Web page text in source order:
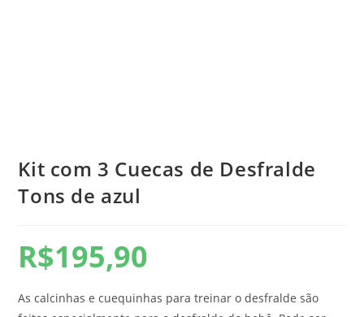
Kit com 3 Cuecas de Desfralde
Tons de azul
R$195,90
As calcinhas e cuequinhas para treinar o desfralde são